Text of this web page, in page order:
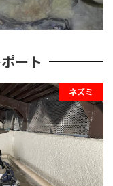
ート
ネズミ